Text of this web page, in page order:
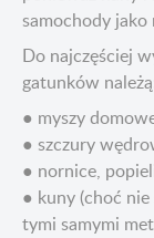
samochody jako
Do najczęściej
gatunków
● myszy
● szczury
● nornice,
● kuny (choć
tymi samymi